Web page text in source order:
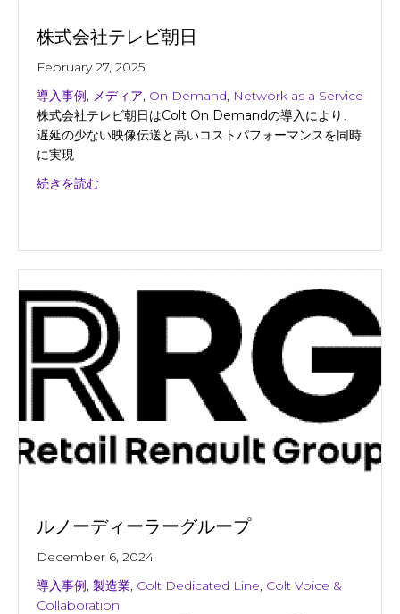
株式会社テレビ朝日
February 27, 2025
導入事例, メディア, On Demand, Network as a Service
株式会社テレビ朝日はColt On Demandの導入により、
遅延の少ない映像伝送と高いコストパフォーマンスを同時
に実現
続きを読むabout 株式会社テレビ朝日
ルノーディーラーグループ
December 6, 2024
導入事例, 製造業, Colt Dedicated Line, Colt Voice &
Collaboration